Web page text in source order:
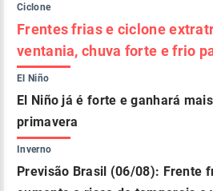
Ciclone
Frentes frias e ciclone
ventania, chuva forte e frio
El Niño
El Niño já é forte e ganhará
primavera
Inverno
Previsão Brasil (06/08): Frente